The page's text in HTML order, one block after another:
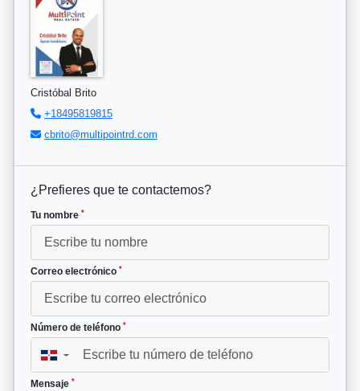
Cristóbal Brito
+18495819815
cbrito@multipointrd.com
¿Prefieres que te contactemos?
Tu nombre *
Correo electrónico *
Número de teléfono *
▼
Mensaje *